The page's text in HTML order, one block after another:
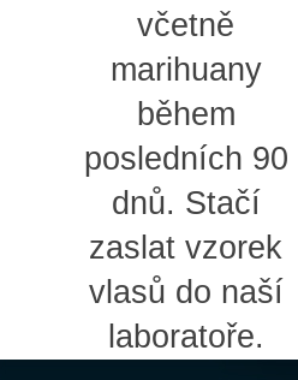
včetně
marihuany
během
posledních 90
dnů. Stačí
zaslat vzorek
vlasů do naší
laboratoře.